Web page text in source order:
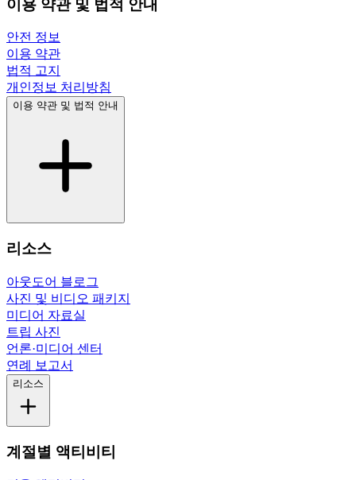
이용 약관 및 법적 안내
안전 정보
이용 약관
법적 고지
개인정보 처리방침
이용 약관 및 법적 안내
리소스
아웃도어 블로그
사진 및 비디오 패키지
미디어 자료실
트립 사진
언론·미디어 센터
연례 보고서
리소스
계절별 액티비티